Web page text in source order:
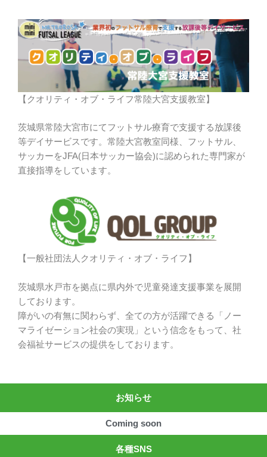
【クオリティ・オブ・ライフ常陸大宮支援教室】
茨城県常陸大宮市にてフットサル療育で支援する放課後
等デイサービスです。常陸大宮教室同様、フットサル、
サッカーをJFA(日本サッカー協会)に認められた専門家が
直接指導をしています。
【一般社団法人クオリティ・オブ・ライフ】
茨城県水戸市を拠点に県内外で児童発達支援事業を展開
しております。
障がいの有無に関わらず、全ての方が活躍できる「ノー
マライゼーション社会の実現」という信念をもって、社
会福祉サービスの提供をしております。
お知らせ
Coming soon
各種SNS